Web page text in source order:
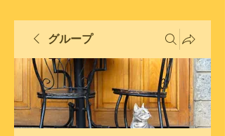
グループ